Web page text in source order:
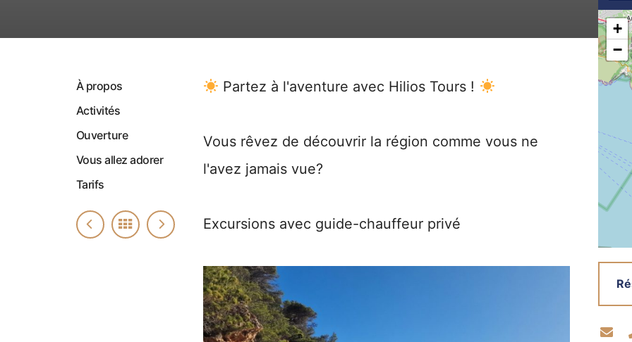
À propos
Activités
Ouverture
Vous allez adorer
Tarifs
Partez à l'aventure avec Hilios Tours !
Vous rêvez de découvrir la région comme vous ne
l'avez jamais vue?
Excursions avec guide-chauffeur privé
+
−